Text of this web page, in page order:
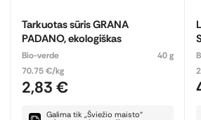
Tarkuotas sūris GRANA
PADANO, ekologiškas
Bio-verde
40 g
70.75 €/kg
2,83 €
Galima tik „Šviežio maisto“